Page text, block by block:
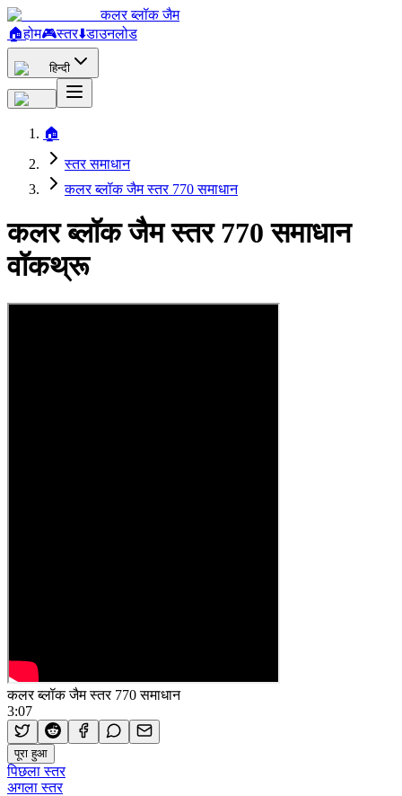
कलर ब्लॉक जैम
🏠होम🎮स्तर⬇️डाउनलोड
हिन्दी
🏠
स्तर समाधान
कलर ब्लॉक जैम स्तर 770 समाधान
कलर ब्लॉक जैम स्तर 770 समाधान
वॉकथ्रू
कलर ब्लॉक जैम स्तर 770 समाधान
3:07
पूरा हुआ
पिछला स्तर
अगला स्तर